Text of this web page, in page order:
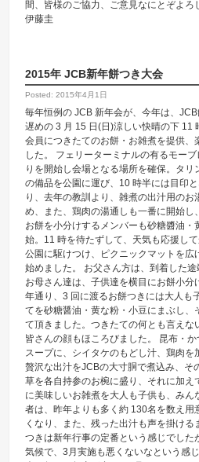
間、皆様のご協力、ご意見なにとぞよ
伊藤圭
2015年 JCB新年餅つき大会
Posted: 2015年4月1日
毎年恒例の JCB 新年会が、今年は、
遅めの 3 月 15 日(日)涼しい快晴の下 11
会員につきたてのお餅・お雑煮を提供、
した。 フェリーターミナルの有るモー
りを開始し会場となる場所を確保。タリ
の備品を公園に運び、10 時半には目印
り、去年の教訓より、雑煮の出汁用の
め、また、鶏肉の湯通しも一番に開始し
お餅を小分けするメンバーも砂糖醬油・
始。11 時を待たずして、天気も応援し
公園に駆けつけ、ピクニックマットを
始めました。 お父さん方は、到着した途
お母さん達は、子供達を横目にお餅小分
年通り、3 回に渡るお餅つきには大人も
てを砂糖醤油・黄な粉・小豆にまぶし、
て頂きました。つきたての何とも言えな
皆さんの顔もほころびました。 昆布・
スープに、シイタケのもどし汁、鶏肉を
贅沢な出汁をJCBの大寸胴で煮込み、そ
草を各自持参のお椀に盛り、それに加え
に美味しいお雑煮を大人も子供も、み
者は、昨年よりも多く約 130名を数え用
くなり、また、残った出汁も声を掛け
つきは新年行事の定番という感じでし
気候で、3月実施も悪くないなという感